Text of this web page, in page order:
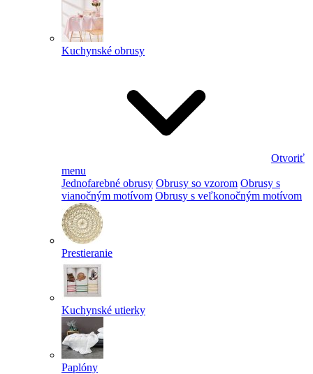
Kuchynské obrusy
Otvoriť
menu
Jednofarebné obrusy Obrusy so vzorom Obrusy s
vianočným motívom Obrusy s veľkonočným motívom
Prestieranie
Kuchynské utierky
Paplóny